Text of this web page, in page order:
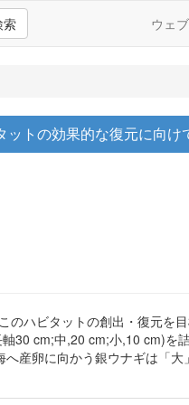
索 ウェ
トの効果的な復元に向け
ハビタットの創出・復元を
30 cm;中,20 cm;小,10 cm)を
産卵に向かう銀ウナギは「大